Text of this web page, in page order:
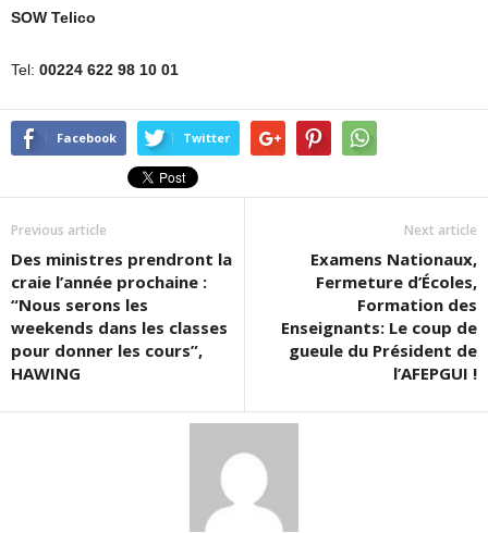
SOW Telico
Tel: 00224 622 98 10 01
Facebook Twitter
Previous article
Des ministres prendront la
craie l’année prochaine :
“Nous serons les
weekends dans les classes
pour donner les cours”,
HAWING
Next article
Examens Nationaux,
Fermeture d’Écoles,
Formation des
Enseignants: Le coup de
gueule du Président de
l’AFEPGUI !